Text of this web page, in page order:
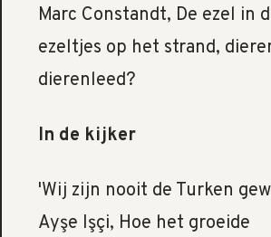
Marc Constandt, De ezel in
ezeltjes op het strand,
dierenleed?
In de kijker
'Wij zijn nooit de Turken
Ayşe Işçi, Hoe het groeide